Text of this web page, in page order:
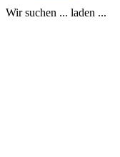
Wir suchen ... laden ...